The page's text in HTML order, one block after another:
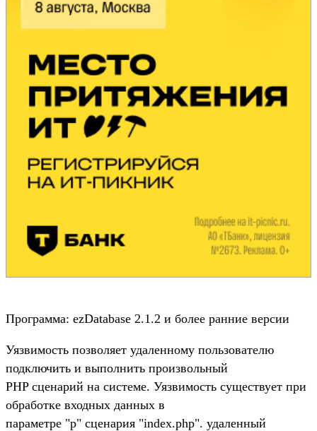
Программа: ezDatabase 2.1.2 и более ранние версии
Уязвимость позволяет удаленному пользователю
подключить и выполнить произвольный
PHP сценарий на системе. Уязвимость существует при
обработке входных данных в
параметре "p" сценария "index.php". удаленный